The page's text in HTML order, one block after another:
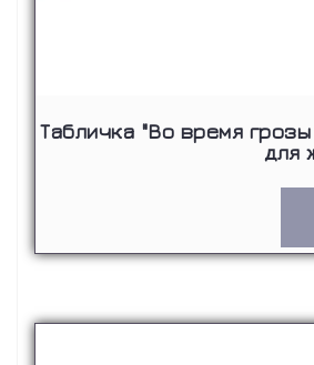
Табличка "Во время
для